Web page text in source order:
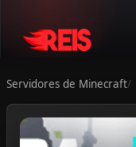
Minecraft
Servidores de Minecraft